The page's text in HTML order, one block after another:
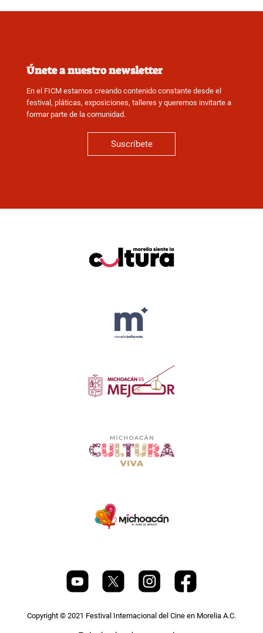
Únete a nuestro newsletter
En el FICM estamos creando contenido constante desde el
festival, pláticas, exposiciones, talleres y queremos invitarte a
formar parte de la comunidad.
Suscríbete
Copyright © 2021 Festival Internacional del Cine en Morelia A.C.